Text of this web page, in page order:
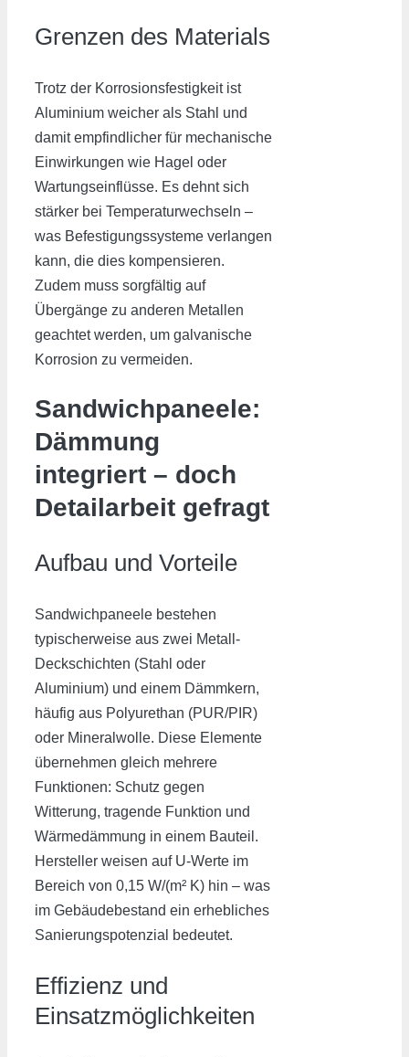
Grenzen des Materials
Trotz der Korrosionsfestigkeit ist
Aluminium weicher als Stahl und
damit empfindlicher für mechanische
Einwirkungen wie Hagel oder
Wartungseinflüsse. Es dehnt sich
stärker bei Temperaturwechseln –
was Befestigungssysteme verlangen
kann, die dies kompensieren.
Zudem muss sorgfältig auf
Übergänge zu anderen Metallen
geachtet werden, um galvanische
Korrosion zu vermeiden.
Sandwichpaneele:
Dämmung
integriert – doch
Detailarbeit gefragt
Aufbau und Vorteile
Sandwichpaneele bestehen
typischerweise aus zwei Metall-
Deckschichten (Stahl oder
Aluminium) und einem Dämmkern,
häufig aus Polyurethan (PUR/PIR)
oder Mineralwolle. Diese Elemente
übernehmen gleich mehrere
Funktionen: Schutz gegen
Witterung, tragende Funktion und
Wärmedämmung in einem Bauteil.
Hersteller weisen auf U-Werte im
Bereich von 0,15 W/(m² K) hin – was
im Gebäudebestand ein erhebliches
Sanierungspotenzial bedeutet.
Effizienz und
Einsatzmöglichkeiten